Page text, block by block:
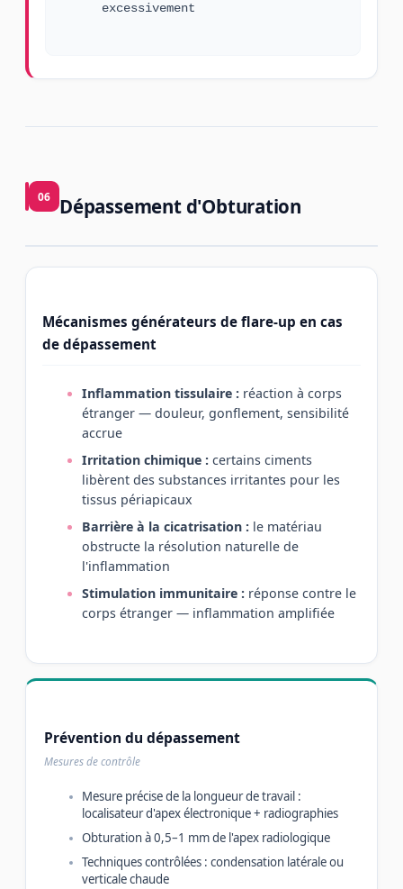
excessivement
06 Dépassement d'Obturation
Mécanismes générateurs de flare-up en cas
de dépassement
Inflammation tissulaire : réaction à corps
étranger — douleur, gonflement, sensibilité
accrue
Irritation chimique : certains ciments
libèrent des substances irritantes pour les
tissus périapicaux
Barrière à la cicatrisation : le matériau
obstructe la résolution naturelle de
l'inflammation
Stimulation immunitaire : réponse contre le
corps étranger — inflammation amplifiée
Prévention du dépassement
Mesures de contrôle
Mesure précise de la longueur de travail :
localisateur d'apex électronique + radiographies
Obturation à 0,5–1 mm de l'apex radiologique
Techniques contrôlées : condensation latérale ou
verticale chaude